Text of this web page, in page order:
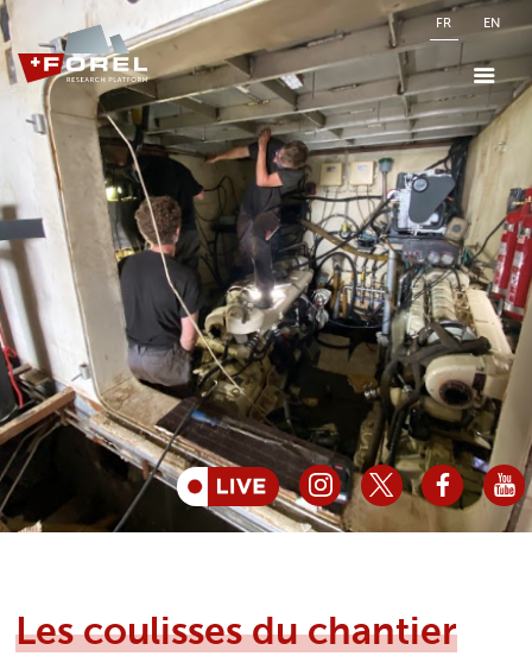
FR EN
Les coulisses du chantier